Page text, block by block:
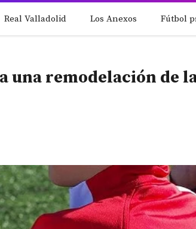
Real Valladolid Los Anexos Fútbol
una remodelación de